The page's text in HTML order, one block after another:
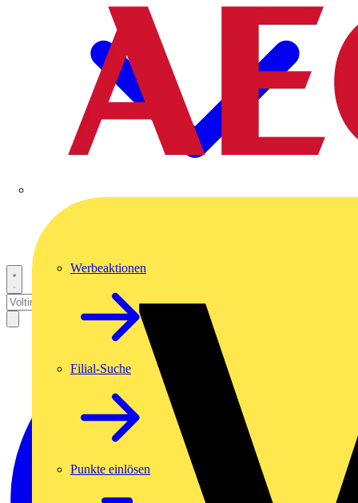
Werbeaktionen
Filial-Suche
Punkte einlösen